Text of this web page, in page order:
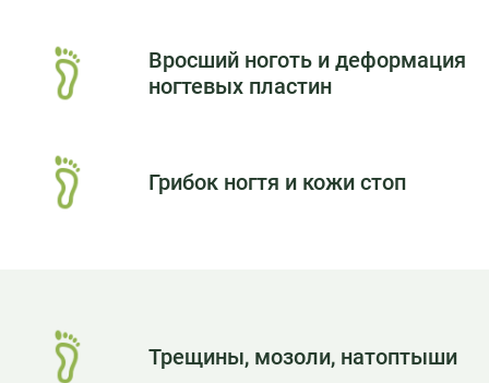
Вросший ноготь и деформация
ногтевых пластин
Грибок ногтя и кожи стоп
Трещины, мозоли, натоптыши